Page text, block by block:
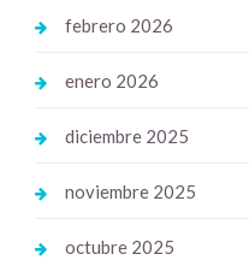
febrero 2026
enero 2026
diciembre 2025
noviembre 2025
octubre 2025